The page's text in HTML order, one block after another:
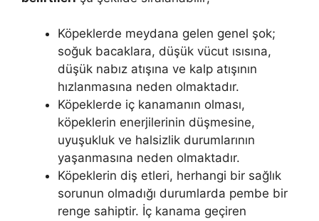
Köpeklerde meydana gelen genel şok;
soğuk bacaklara, düşük vücut ısısına,
düşük nabız atışına ve kalp atışının
hızlanmasına neden olmaktadır.
Köpeklerde iç kanamanın olması,
köpeklerin enerjilerinin düşmesine,
uyuşukluk ve halsizlik durumlarının
yaşanmasına neden olmaktadır.
Köpeklerin diş etleri, herhangi bir sağlık
sorunun olmadığı durumlarda pembe bir
renge sahiptir. İç kanama geçiren